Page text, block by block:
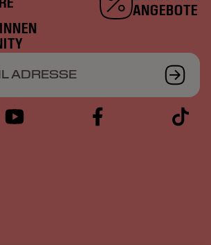
ANGEBOTE
ADRESSE